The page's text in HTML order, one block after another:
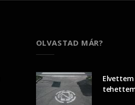
OLVASTAD MÁR?